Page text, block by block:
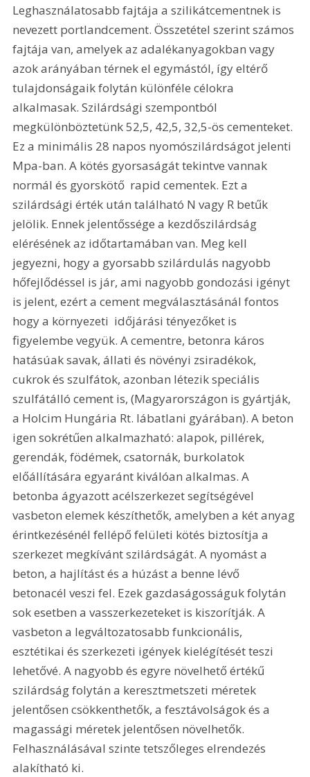
Leghasználatosabb fajtája a szilikátcementnek is
nevezett portlandcement. Összetétel szerint számos
fajtája van, amelyek az adalékanyagokban vagy
azok arányában térnek el egymástól, így eltérő
tulajdonságaik folytán különféle célokra
alkalmasak. Szilárdsági szempontból
megkülönböztetünk 52,5, 42,5, 32,5-ös cementeket.
Ez a minimális 28 napos nyomószilárdságot jelenti
Mpa-ban. A kötés gyorsaságát tekintve vannak
normál és gyorskötő  rapid cementek. Ezt a
szilárdsági érték után található N vagy R betűk
jelölik. Ennek jelentőssége a kezdőszilárdság
elérésének az időtartamában van. Meg kell
jegyezni, hogy a gyorsabb szilárdulás nagyobb
hőfejlődéssel is jár, ami nagyobb gondozási igényt
is jelent, ezért a cement megválasztásánál fontos
hogy a környezeti  időjárási tényezőket is
figyelembe vegyük. A cementre, betonra káros
hatásúak savak, állati és növényi zsiradékok,
cukrok és szulfátok, azonban létezik speciális
szulfátálló cement is, (Magyarországon is gyártják,
a Holcim Hungária Rt. lábatlani gyárában). A beton
igen sokrétűen alkalmazható: alapok, pillérek,
gerendák, födémek, csatornák, burkolatok
előállítására egyaránt kiválóan alkalmas. A
betonba ágyazott acélszerkezet segítségével
vasbeton elemek készíthetők, amelyben a két anyag
érintkezésénél fellépő felületi kötés biztosítja a
szerkezet megkívánt szilárdságát. A nyomást a
beton, a hajlítást és a húzást a benne lévő
betonacél veszi fel. Ezek gazdaságosságuk folytán
sok esetben a vasszerkezeteket is kiszorítják. A
vasbeton a legváltozatosabb funkcionális,
esztétikai és szerkezeti igények kielégítését teszi
lehetővé. A nagyobb és egyre növelhető értékű
szilárdság folytán a keresztmetszeti méretek
jelentősen csökkenthetők, a fesztávolságok és a
magassági méretek jelentősen növelhetők.
Felhasználásával szinte tetszőleges elrendezés
alakítható ki.